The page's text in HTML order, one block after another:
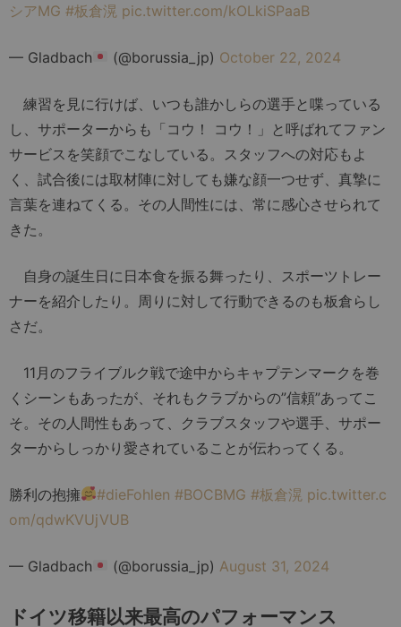
シアMG #板倉滉 pic.twitter.com/kOLkiSPaaB
— Gladbach (@borussia_jp) October 22, 2024
練習を見に行けば、いつも誰かしらの選手と喋っている
し、サポーターからも「コウ！ コウ！」と呼ばれてファン
サービスを笑顔でこなしている。スタッフへの対応もよ
く、試合後には取材陣に対しても嫌な顔一つせず、真摯に
言葉を連ねてくる。その人間性には、常に感心させられて
きた。
自身の誕生日に日本食を振る舞ったり、スポーツトレー
ナーを紹介したり。周りに対して行動できるのも板倉らし
さだ。
11月のフライブルク戦で途中からキャプテンマークを巻
くシーンもあったが、それもクラブからの”信頼”あってこ
そ。その人間性もあって、クラブスタッフや選手、サポー
ターからしっかり愛されていることが伝わってくる。
勝利の抱擁 #dieFohlen #BOCBMG #板倉滉 pic.twitter.c
om/qdwKVUjVUB
— Gladbach (@borussia_jp) August 31, 2024
ドイツ移籍以来最高のパフォーマンス